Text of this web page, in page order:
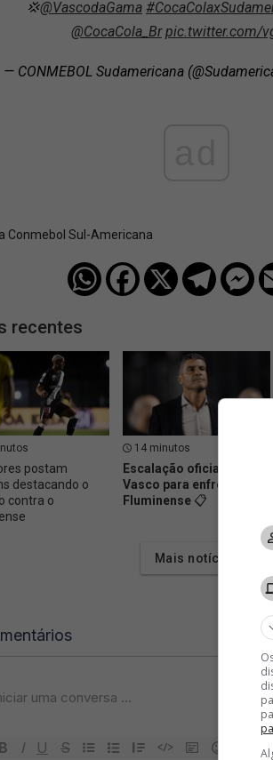
💢@VascodaGama
@CocaCola_Br pic.twitter.com/
— CONMEBOL Sudamericana
Conmebol Sul-Americana
recentes
postam
destacando o
contra o
14 minutos
Escalação oficial do
Vasco para enfrentar o
Fluminense📋
Mais notícias